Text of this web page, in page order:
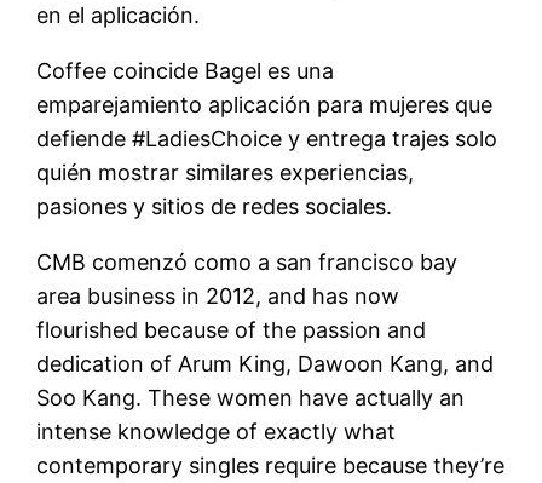
en el aplicación.
Coffee coincide Bagel es una
emparejamiento aplicación para mujeres que
defiende #LadiesChoice y entrega trajes solo
quién mostrar similares experiencias,
pasiones y sitios de redes sociales.
CMB comenzó como a san francisco bay
area business in 2012, and has now
flourished because of the passion and
dedication of Arum King, Dawoon Kang, and
Soo Kang. These women have actually an
intense knowledge of exactly what
contemporary singles require because they’re